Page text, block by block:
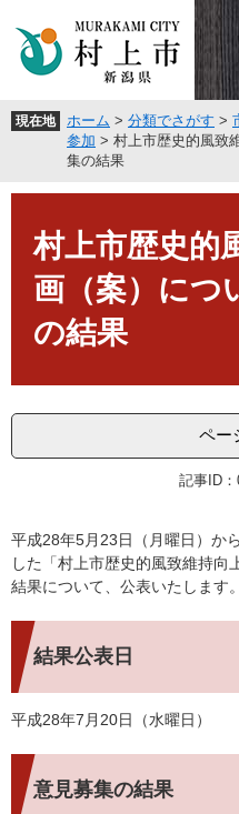
頭
。
飛
て
現在地 ホーム > 分類でさがす >
参加 > 村上市歴史的風致
集の結果
村上市歴史的
画（案）につ
の結果
ペー
記事ID
平成28年5月23日（月曜日）か
した「村上市歴史的風致維持向
結果について、公表いたします。
結果公表日
平成28年7月20日（水曜日）
意見募集の結果